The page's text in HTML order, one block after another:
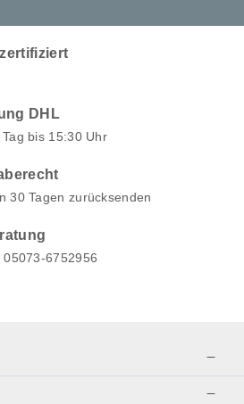
DHL
bis 15:30 Uhr
30 Tagen zurücksenden
6752956